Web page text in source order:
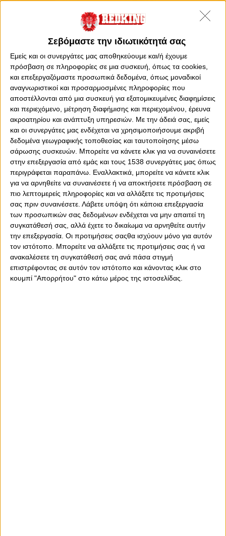
Σεβόμαστε την ιδιωτικότητά σας
Εμείς και οι συνεργάτες μας αποθηκεύουμε και/ή έχουμε
πρόσβαση σε πληροφορίες σε μια συσκευή, όπως τα cookies,
και επεξεργαζόμαστε προσωπικά δεδομένα, όπως μοναδικοί
αναγνωριστικοί και προσαρμοσμένες πληροφορίες που
αποστέλλονται από μια συσκευή για εξατομικευμένες διαφημίσεις
και περιεχόμενο, μέτρηση διαφήμισης και περιεχομένου, έρευνα
ακροατηρίου και ανάπτυξη υπηρεσιών. Με την άδειά σας, εμείς
και οι συνεργάτες μας ενδέχεται να χρησιμοποιήσουμε ακριβή
δεδομένα γεωγραφικής τοποθεσίας και ταυτοποίησης μέσω
σάρωσης συσκευών. Μπορείτε να κάνετε κλικ για να συναινέσετε
στην επεξεργασία από εμάς και τους 1538 συνεργάτες μας όπως
περιγράφεται παραπάνω. Εναλλακτικά, μπορείτε να κάνετε κλικ
για να αρνηθείτε να συναινέσετε ή να αποκτήσετε πρόσβαση σε
πιο λεπτομερείς πληροφορίες και να αλλάξετε τις προτιμήσεις
σας πριν συναινέσετε. Λάβετε υπόψη ότι κάποια επεξεργασία
των προσωπικών σας δεδομένων ενδέχεται να μην απαιτεί τη
συγκατάθεσή σας, αλλά έχετε το δικαίωμα να αρνηθείτε αυτήν
την επεξεργασία. Οι προτιμήσεις σαςθα ισχύουν μόνο για αυτόν
τον ιστότοπο. Μπορείτε να αλλάξετε τις προτιμήσεις σας ή να
ανακαλέσετε τη συγκατάθεσή σας ανά πάσα στιγμή
επιστρέφοντας σε αυτόν τον ιστότοπο και κάνοντας κλικ στο
κουμπί "Απορρήτου" στο κάτω μέρος της ιστοσελίδας.
O Χοσέ Λουίς Μεντιλίμπαρ, πήγε με την ίδια «συνταγή»
σε ό,τι αφορά τη δεξιά πλευρά του Ολυμπιακού σε δύο
διαδοχικές αναμετρήσεις. Το… πείραμα πέτυχε στον
αγώνα με τον Ατρόμητο και έτσι ο Βάσκος τεχνικός πήγε
με «οδηγό» αυτό και στον αγώνα με την Μπράγκα.
Αναφερόμαστε προφανώς στο «τρικ» με τον Κοστίνια σε
θέση δεξιού «οπισθοφύλακα» και τον Ροντινέι να
πηγαίνει σε θέση δεξιού εξτρέμ.
Ο Πορτογάλος μπακ έδωσε ασφάλεια ανασταλτικά
απέναντι στον δραστήριο Μπρούμα και την παρέα του
και την ίδια στιγμή, ο Βραζιλιάνος άσος, έκανε «πάρτι»
ως δεξιός «», «φτιάχνοντας» το δεύτερο τέρμα του Έσε
με τη… βοήθεια του αντίπαλου αμυντικού, αλλά και
δίνοντας ασίστ για το 3-0 του Ελ Κααμπί, με τον οποίο